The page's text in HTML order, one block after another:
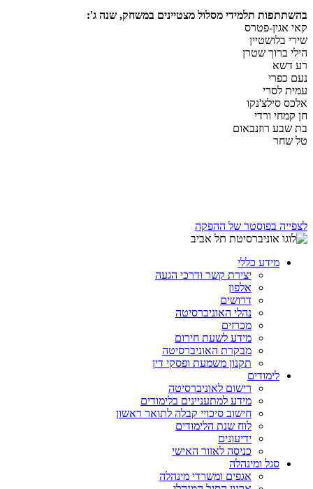
בהשתתפות תלמידי מסלול מצטיינים במשחק, שנה ג':
קאי אגין-פטרס
שירי בלושטיין
הילי ברוך שטרן
רע דשא
נעם כפרי
עמית לסרי
אלכס סילצ'נקו
חן קמחי ורדי
בת שבע רוזנבאום
טל שחר
לצפייה בפוסטר של ההפקה
מידע כללי
יצירת קשר ודרכי הגעה
אלפון
דרושים
נהלי האוניברסיטה
מכרזים
מידע לשעת חירום
מבקרת האוניברסיטה
תקנון משמעת ופסקי דין
לימודים
רישום לאוניברסיטה
מידע למתעניינים בלימודים
חישוב סיכויי קבלה לתואר ראשון
לוח שנת הלימודים
ידיעונים
כניסה לאזור האישי
סגל ומינהלה
אגפים ומשרדי מינהלה